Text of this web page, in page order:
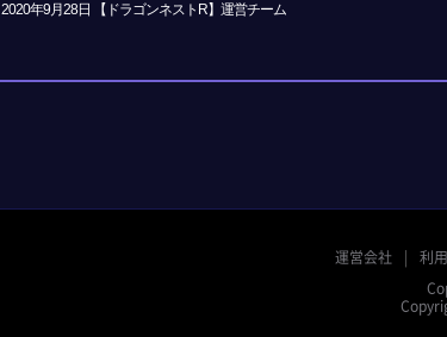
2020年9月28日 【ドラゴンネストR】運営チーム
運営会社 利